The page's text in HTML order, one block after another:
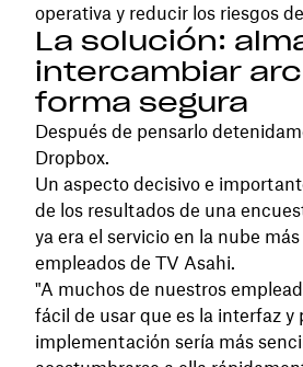
operativa y reducir los riesgos
La solución:
intercambiar
forma segura
Después de pensarlo
Dropbox.
Un aspecto decisivo e
de los resultados de una
ya era el servicio en la nube
empleados de TV Asahi.
"A muchos de nuestros
fácil de usar que es la interfaz y
implementación sería más